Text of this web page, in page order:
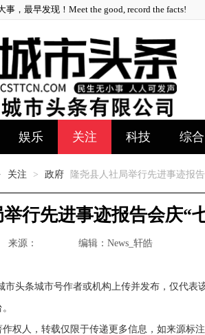
，最早发现！Meet the good, record the facts!
娱乐 关注 科技 综合
关注 > 政府 隆尧县人社局举行先进事迹报
行先进事迹报告会庆“
来源： 编辑：News_轩皓
市头条城市号作者或机构上传并发布，仅代
作权人，转载仅限于传递更多信息，如来源标